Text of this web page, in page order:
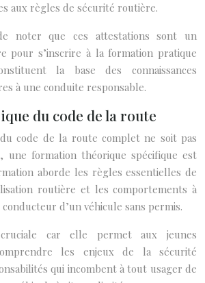
aux règles de sécurité routière.
noter que ces attestations sont un
pour s’inscrire à la formation pratique
la base des connaissances
à une conduite responsable.
du code de la route
du code de la route complet ne soit pas
une formation théorique spécifique est
aborde les règles essentielles de
routière et les comportements à
d’un véhicule sans permis.
car elle permet aux jeunes
les enjeux de la sécurité
qui incombent à tout usager de